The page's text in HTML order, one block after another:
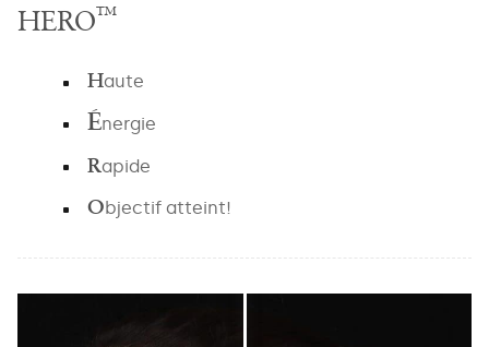
HERO™
Haute
Énergie
Rapide
Objectif atteint!